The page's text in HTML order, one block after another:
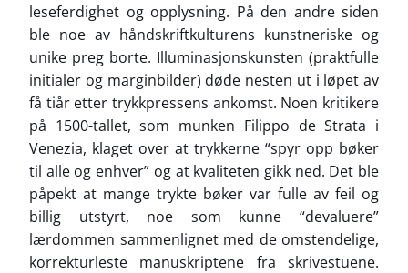
leseferdighet og opplysning. På den andre siden
ble noe av håndskriftkulturens kunstneriske og
unike preg borte. Illuminasjonskunsten (praktfulle
initialer og marginbilder) døde nesten ut i løpet av
få tiår etter trykkpressens ankomst. Noen kritikere
på 1500-tallet, som munken Filippo de Strata i
Venezia, klaget over at trykkerne “spyr opp bøker
til alle og enhver” og at kvaliteten gikk ned. Det ble
påpekt at mange trykte bøker var fulle av feil og
billig utstyrt, noe som kunne “devaluere”
lærdommen sammenlignet med de omstendelige,
korrekturleste manuskriptene fra skrivestuene.